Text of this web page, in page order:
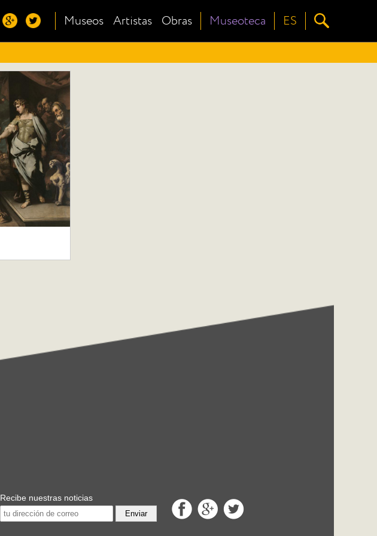
Museos Artistas Obras Museoteca ES
Recibe nuestras noticias
Enviar